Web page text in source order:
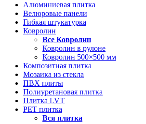
Алюминиевая плитка
Велюровые панели
Гибкая штукатурка
Ковролин
Все Ковролин
Ковролин в рулоне
Ковролин 500×500 мм
Композитная плитка
Мозаика из стекла
ПВХ плиты
Полиуретановая плитка
Плитка LVT
РЕТ плитка
Вся плитка